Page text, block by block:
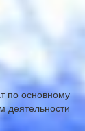
по основному
деятельности